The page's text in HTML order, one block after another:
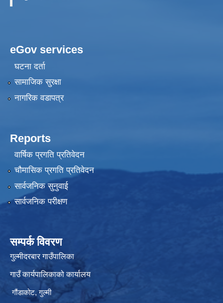
eGov services
घटना दर्ता
सामाजिक सुरक्षा
नागरिक वडापत्र
Reports
वार्षिक प्रगति प्रतिवेदन
चौमासिक प्रगति प्रतिवेदन
सार्वजनिक सुनुवाई
सार्वजनिक परीक्षण
सम्पर्क विवरण
गुल्मीदरबार गाउँपालिका
गाउँ कार्यपालिकाको कार्यालय
गौंडाकोट, गुल्मी